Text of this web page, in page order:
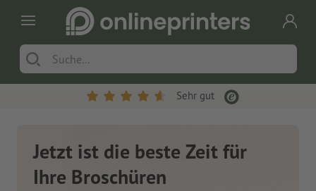
Sehr gut
Jetzt ist die beste Zeit für
Ihre Broschüren